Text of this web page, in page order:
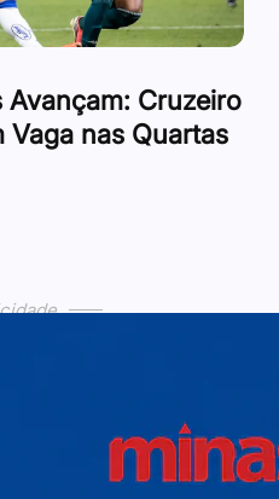
Avançam: Cruzeiro
Vaga nas Quartas